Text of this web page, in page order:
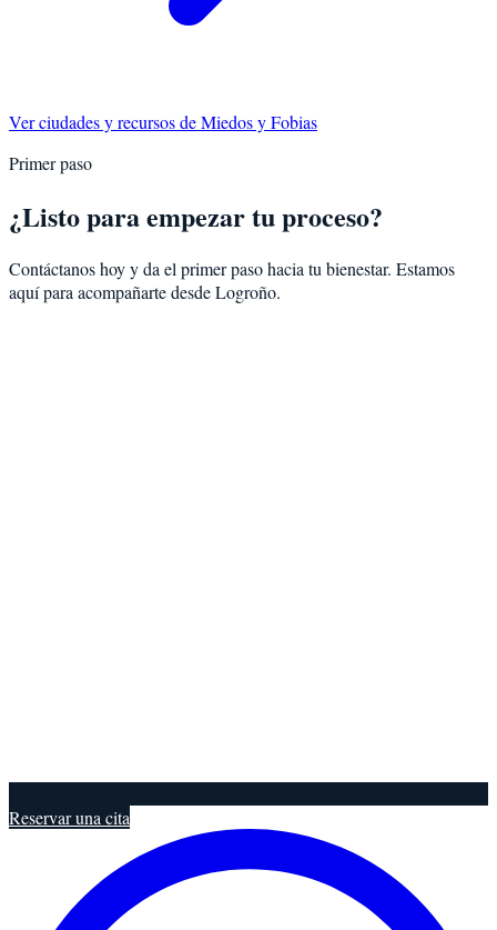
Ver ciudades y recursos deMiedos y Fobias
Primer paso
¿Listo para empezar tu proceso?
Contáctanos hoy y da el primer paso hacia tu bienestar. Estamos
aquí para acompañarte desdeLogroño.
Reservar una cita